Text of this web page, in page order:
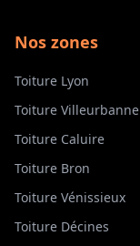
Nos zones
Toiture Lyon
Toiture Villeurbanne
Toiture Caluire
Toiture Bron
Toiture Vénissieux
Toiture Décines